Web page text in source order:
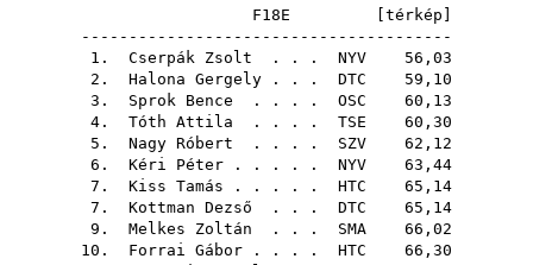
F18E [ térkép
---------------------------------------
1. Cserpák Zsolt . . . NYV 56,03
2. Halona Gergely . . . DTC 59,10
3. Sprok Bence . . . . OSC 60,13
4. Tóth Attila . . . . TSE 60,30
5. Nagy Róbert . . . . SZV 62,12
6. Kéri Péter . . . . . NYV 63,44
7. Kiss Tamás . . . . . HTC 65,14
7. Kottman Dezső . . . DTC 65,14
9. Melkes Zoltán . . . SMA 66,02
10. Forrai Gábor . . . . HTC 66,30